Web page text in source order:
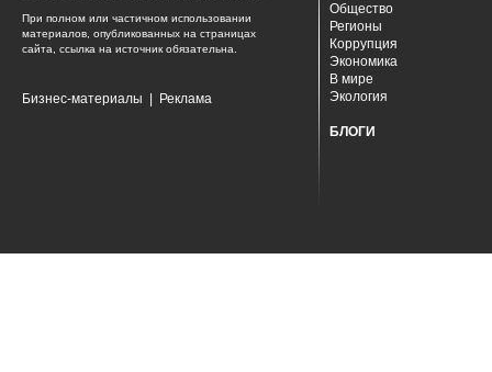
При полном или частичном использовании
материалов, опубликованных на страницах
сайта, ссылка на источник обязательна.
Бизнес-материалы Реклама
Общество
Регионы
Коррупция
Экономика
В мире
Экология
БЛОГИ